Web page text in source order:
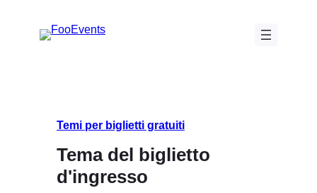
Temi per biglietti gratuiti
Tema del biglietto
d'ingresso